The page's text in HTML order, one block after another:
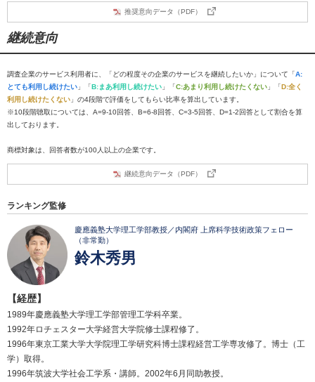
推奨意向データ（PDF）
継続意向
調査企業のサービス利用者に、「どの程度その企業のサービスを継続したいか」について「A:
とても利用し続けたい 」「B:まあ利用し続けたい 」「C:あまり利用し続けたくない 」「D:全く
利用し続けたくない 」の4段階で評価をしてもらい比率を算出しています。
※10段階聴取については、A=9-10回答、B=6-8回答、C=3-5回答、D=1-2回答として割合を算
出しております。
商標対象は、回答者数が100人以上の企業です。
継続意向データ（PDF）
ランキング監修
慶應義塾大学理工学部教授／内閣府 上席科学技術政策フェロー
（非常勤）
鈴木秀男
【経歴】
1989年慶應義塾大学理工学部管理工学科卒業。
1992年ロチェスター大学経営大学院修士課程修了。
1996年東京工業大学大学院理工学研究科博士課程経営工学専攻修了。博士（工
学）取得。
1996年筑波大学社会工学系・講師。2002年6月同助教授。